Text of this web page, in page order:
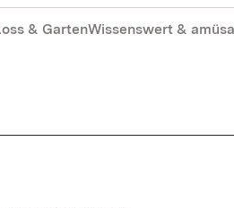
& GartenWissenswert &